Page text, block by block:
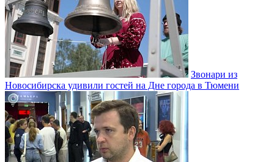
Звонари из
Новосибирска удивили гостей на Дне города в Тюмени